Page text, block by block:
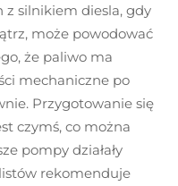
silnikiem diesla, gdy
może powodować
że paliwo ma
mechaniczne po
Przygotowanie się
czymś, co można
pompy działały
rekomenduje